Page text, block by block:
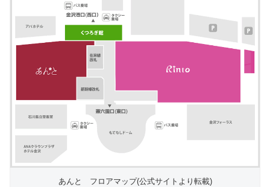
あんと フロアマップ(公式サイトより転載)